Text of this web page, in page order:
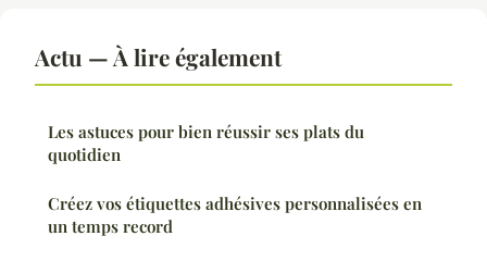
Actu — À lire également
Les astuces pour bien réussir ses plats du
quotidien
Créez vos étiquettes adhésives personnalisées en
un temps record